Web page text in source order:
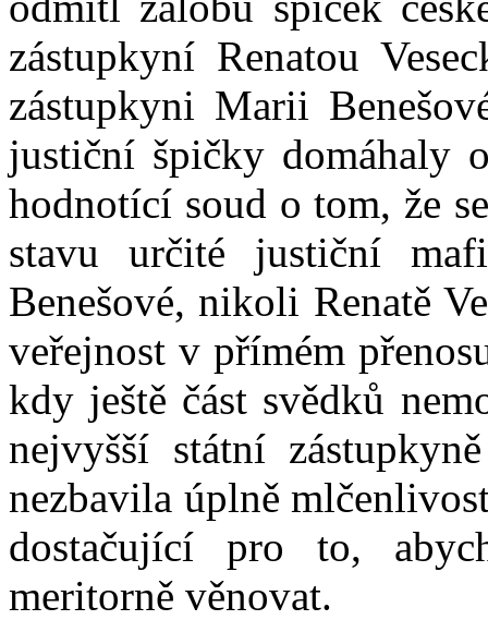
zástupkyní Renatou
zástupkyni Marii
justiční špičky domáhaly
hodnotící soud o tom, že
stavu určité justiční
Benešové, nikoli Renatě
veřejnost v přímém
kdy ještě část svědků
nejvyšší státní
nezbavila úplně
dostačující pro to,
meritorně věnovat.